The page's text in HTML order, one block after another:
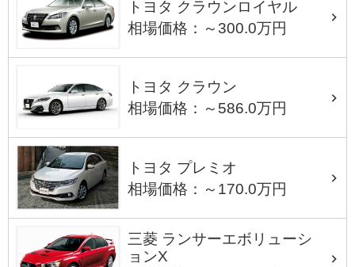
トヨタ クラウンロイヤル
相場価格：～300.0万円
トヨタ クラウン
相場価格：～586.0万円
トヨタ プレミオ
相場価格：～170.0万円
三菱 ランサーエボリューシ
ョンX